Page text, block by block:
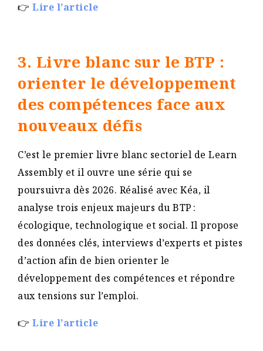
👉 Lire l’article
3. Livre blanc sur le BTP :
orienter le développement
des compétences face aux
nouveaux défis
C’est le premier livre blanc sectoriel de Learn
Assembly et il ouvre une série qui se
poursuivra dès 2026. Réalisé avec Kéa, il
analyse trois enjeux majeurs du BTP :
écologique, technologique et social. Il propose
des données clés, interviews d’experts et pistes
d’action afin de bien orienter le
développement des compétences et répondre
aux tensions sur l’emploi.
👉 Lire l’article